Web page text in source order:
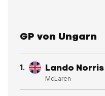
GP von Ungarn
1. Lando Norris
McLaren